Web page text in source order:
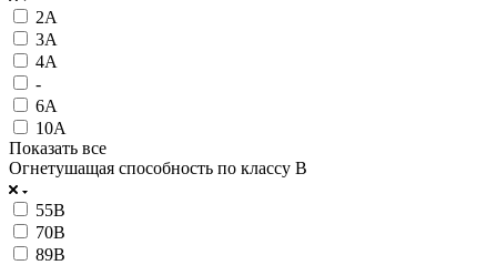
2А
3А
4А
-
6А
10А
Показать все
Огнетушащая способность по классу В
55В
70В
89В